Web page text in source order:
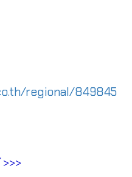
regional/849845
>>>